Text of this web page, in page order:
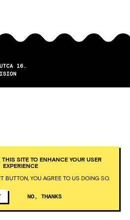
16.
SITE TO ENHANCE YOUR USER
EXPERIENCE
BUTTON, YOU AGREE TO US DOING SO.
NO, THANKS